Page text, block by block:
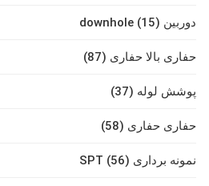
دوربین downhole (15)
حفاری بالا حفاری (87)
پوشش لوله (37)
حفاری حفاری (58)
نمونه برداری SPT (56)